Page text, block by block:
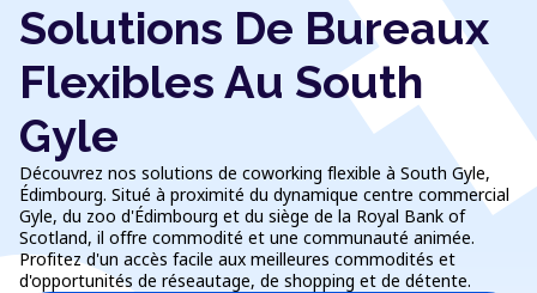
Solutions De Bureaux
Flexibles Au South
Gyle
Découvrez nos solutions de coworking flexible à South Gyle,
Édimbourg. Situé à proximité du dynamique centre commercial
Gyle, du zoo d'Édimbourg et du siège de la Royal Bank of
Scotland, il offre commodité et une communauté animée.
Profitez d'un accès facile aux meilleures commodités et
d'opportunités de réseautage, de shopping et de détente.